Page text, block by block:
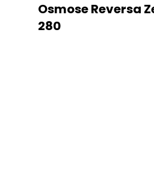
Osmose Reversa
280